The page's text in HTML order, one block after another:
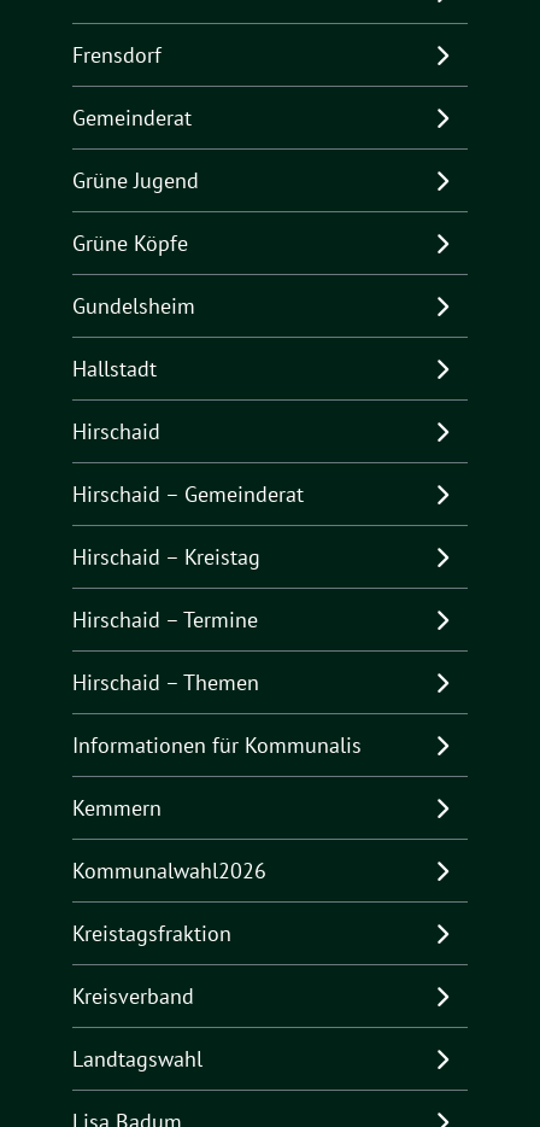
Frensdorf
Gemeinderat
Grüne Jugend
Grüne Köpfe
Gundelsheim
Hallstadt
Hirschaid
Hirschaid – Gemeinderat
Hirschaid – Kreistag
Hirschaid – Termine
Hirschaid – Themen
Informationen für Kommunalis
Kemmern
Kommunalwahl2026
Kreistagsfraktion
Kreisverband
Landtagswahl